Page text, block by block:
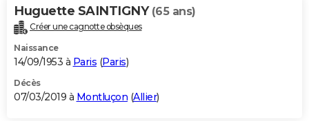
Huguette SAINTIGNY (65 ans)
Créer une cagnotte obsèques
Naissance
14/09/1953 à Paris (Paris)
Décès
07/03/2019 à Montluçon (Allier)